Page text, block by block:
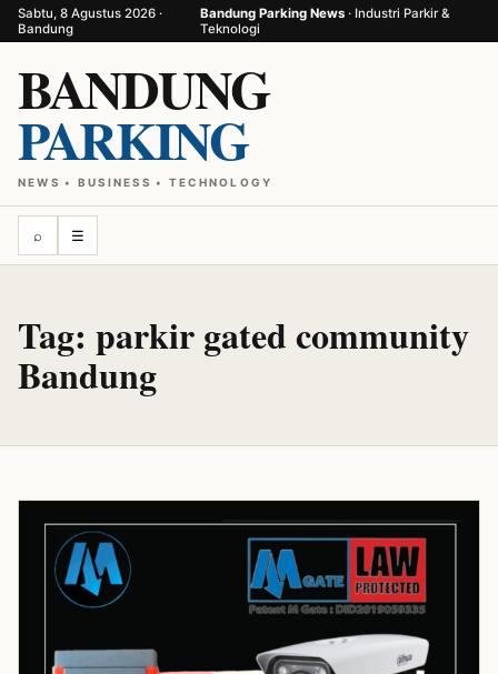
Sabtu, 8 Agustus 2026 ·
Bandung
Bandung Parking News· Industri Parkir &
Teknologi
BANDUNG
PARKING
NEWS • BUSINESS • TECHNOLOGY
⌕ ☰
Tag: parkir gated community
Bandung